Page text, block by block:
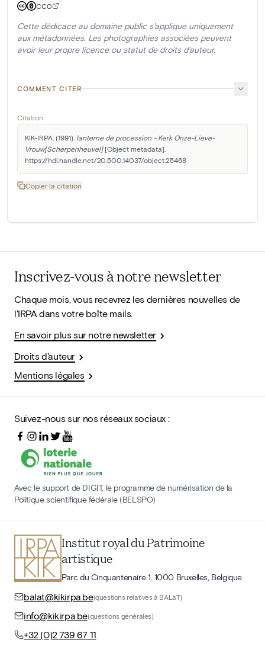
CC0
Cette dédicace au domaine public s'applique uniquement
aux métadonnées. Les photographies associées peuvent
avoir leur propre licence ou statut de droits d'auteur.
COMMENT CITER
Citation
KIK-IRPA. (1991). lanterne de procession - Kerk Onze-Lieve-
Vrouw[Scherpenheuvel] [Object metadata].
https://hdl.handle.net/20.500.14037/object.25468
Copier la citation
Inscrivez-vous à notre newsletter
Chaque mois, vous recevrez les dernières nouvelles de
l'IRPA dans votre boîte mails.
En savoir plus sur notre newsletter
Droits d'auteur
Mentions légales
Suivez-nous sur nos réseaux sociaux :
Avec le support de DIGIT, le programme de numérisation de la
Politique scientifique fédérale (BELSPO)
Institut royal du Patrimoine
artistique
Parc du Cinquantenaire 1, 1000 Bruxelles, Belgique
balat@kikirpa.be(questions relatives à BALaT)
info@kikirpa.be(questions générales)
+32 (0)2 739 67 11